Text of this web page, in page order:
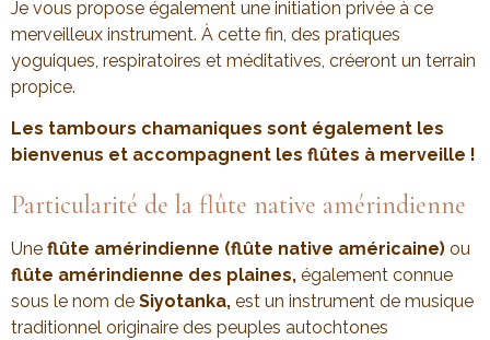
Je vous propose également une initiation privée à ce
merveilleux instrument. À cette fin, des pratiques
yoguiques, respiratoires et méditatives, créeront un terrain
propice.
Les tambours chamaniques sont également les
bienvenus et accompagnent les flûtes à merveille !
Particularité de la flûte native amérindienne
Une flûte amérindienne (flûte native américaine) ou
flûte amérindienne des plaines, également connue
sous le nom de Siyotanka, est un instrument de musique
traditionnel originaire des peuples autochtones